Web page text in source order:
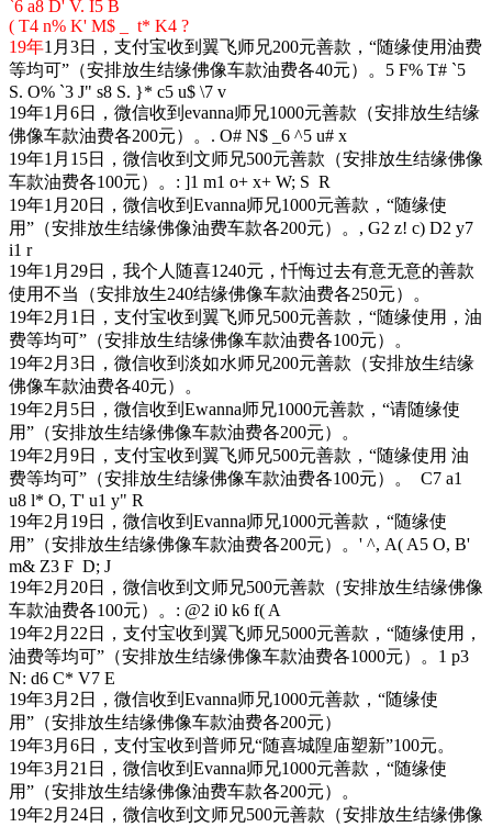
`6 a8 D' V. I5 B
( T4 n% K' M$ _ t* K4 ?
19年1月3日，支付宝收到翼飞师兄200元善款，“随缘使用油费
等均可”（安排放生结缘佛像车款油费各40元）。 5 F% T# `5
S. O% `3 J" s8 S. }* c5 u$ \7 v
19年1月6日，微信收到evanna师兄1000元善款（安排放生结缘
佛像车款油费各200元）。 . O# N$ _6 ^5 u# x
19年1月15日，微信收到文师兄500元善款（安排放生结缘佛像
车款油费各100元）。 : ]1 m1 o+ x+ W; S R
19年1月20日，微信收到Evanna师兄1000元善款，“随缘使
用”（安排放生结缘佛像油费车款各200元）。 , G2 z! c) D2 y7
i1 r
19年1月29日，我个人随喜1240元，忏悔过去有意无意的善款
使用不当（安排放生240结缘佛像车款油费各250元）。
19年2月1日，支付宝收到翼飞师兄500元善款，“随缘使用，油
费等均可”（安排放生结缘佛像车款油费各100元）。
19年2月3日，微信收到淡如水师兄200元善款（安排放生结缘
佛像车款油费各40元）。
19年2月5日，微信收到Ewanna师兄1000元善款，“请随缘使
用”（安排放生结缘佛像车款油费各200元）。
19年2月9日，支付宝收到翼飞师兄500元善款，“随缘使用 油
费等均可”（安排放生结缘佛像车款油费各100元）。
C7 a1
u8 l* O, T' u1 y" R
19年2月19日，微信收到Evanna师兄1000元善款，“随缘使
用”（安排放生结缘佛像车款油费各200元）。 ' ^, A( A5 O, B'
m& Z3 F D; J
19年2月20日，微信收到文师兄500元善款（安排放生结缘佛像
车款油费各100元）。 : @2 i0 k6 f( A
19年2月22日，支付宝收到翼飞师兄5000元善款，“随缘使用，
油费等均可”（安排放生结缘佛像车款油费各1000元）。 1 p3
N: d6 C* V7 E
19年3月2日，微信收到Evanna师兄1000元善款，“随缘使
用”（安排放生结缘佛像车款油费各200元）
19年3月6日，支付宝收到普师兄“随喜城隍庙塑新”100元。
19年3月21日，微信收到Evanna师兄1000元善款，“随缘使
用”（安排放生结缘佛像油费车款各200元）。
19年2月24日，微信收到文师兄500元善款（安排放生结缘佛像